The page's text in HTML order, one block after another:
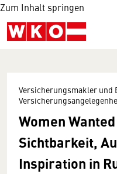
Zum Inhalt springen
Versicherungsmakler und
Women
Sichtbarkeit,
Inspiration in